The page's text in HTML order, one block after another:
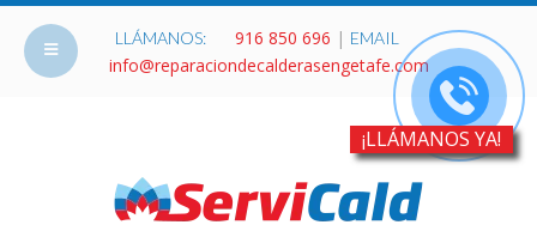
LLÁMANOS: 916 850 696 | EMAIL
info@reparaciondecalderasengetafe.com
¡LLÁMANOS YA!